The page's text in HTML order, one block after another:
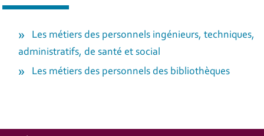
Les métiers des personnels ingénieurs, techniques,
administratifs, de santé et social
Les métiers des personnels des bibliothèques